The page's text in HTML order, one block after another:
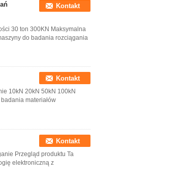
Kontakt
30 ton 300KN Maksymalna
do badania rozciągania
Kontakt
10kN 20kN 50kN 100kN
materiałów
Kontakt
Przegląd produktu Ta
elektroniczną z